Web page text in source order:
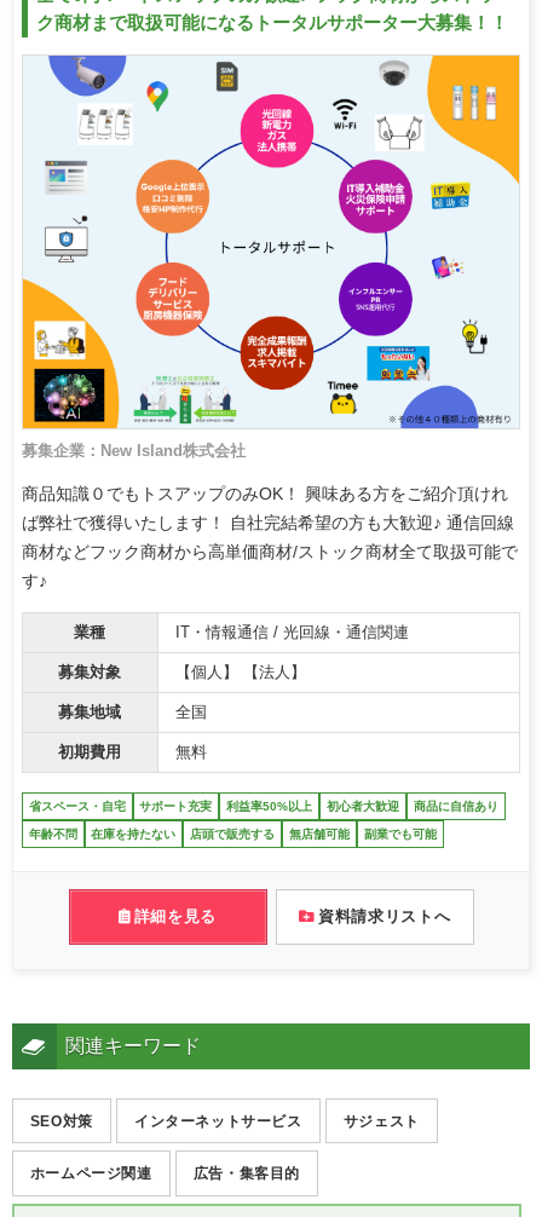
ク商材まで取扱可能になるトータルサポーター大募集！！
募集企業：New Island株式会社
商品知識０でもトスアップのみOK！ 興味ある方をご紹介頂けれ
ば弊社で獲得いたします！ 自社完結希望の方も大歓迎♪ 通信回線
商材などフック商材から高単価商材/ストック商材全て取扱可能で
す♪
業種 IT・情報通信 / 光回線・通信関連
募集対象 【個人】 【法人】
募集地域 全国
初期費用 無料
省スペース・自宅 サポート充実 利益率50%以上 初心者大歓迎 商品に自信あり
年齢不問 在庫を持たない 店頭で販売する 無店舗可能 副業でも可能
詳細を見る 資料請求リストへ
関連キーワード
SEO対策 インターネットサービス サジェスト
ホームページ関連 広告・集客目的